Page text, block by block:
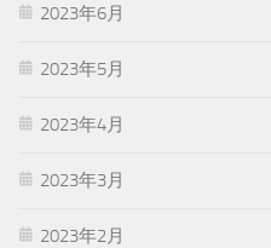
2023年6月
2023年5月
2023年4月
2023年3月
2023年2月